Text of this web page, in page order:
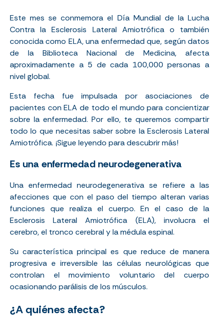
Este mes se conmemora el Día Mundial de la Lucha
Contra la Esclerosis Lateral Amiotrófica o también
conocida como ELA, una enfermedad que, según datos
de la Biblioteca Nacional de Medicina, afecta
aproximadamente a 5 de cada 100,000 personas a
nivel global.
Esta fecha fue impulsada por asociaciones de
pacientes con ELA de todo el mundo para concientizar
sobre la enfermedad. Por ello, te queremos compartir
todo lo que necesitas saber sobre la Esclerosis Lateral
Amiotrófica. ¡Sigue leyendo para descubrir más!
Es una enfermedad neurodegenerativa
Una enfermedad neurodegenerativa se refiere a las
afecciones que con el paso del tiempo alteran varias
funciones que realiza el cuerpo. En el caso de la
Esclerosis Lateral Amiotrófica (ELA), involucra el
cerebro, el tronco cerebral y la médula espinal.
Su característica principal es que reduce de manera
progresiva e irreversible las células neurológicas que
controlan el movimiento voluntario del cuerpo
ocasionando parálisis de los músculos.
¿A quiénes afecta?